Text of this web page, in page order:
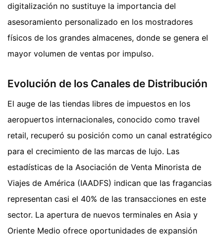
digitalización no sustituye la importancia del
asesoramiento personalizado en los mostradores
físicos de los grandes almacenes, donde se genera el
mayor volumen de ventas por impulso.
Evolución de los Canales de Distribución
El auge de las tiendas libres de impuestos en los
aeropuertos internacionales, conocido como travel
retail, recuperó su posición como un canal estratégico
para el crecimiento de las marcas de lujo. Las
estadísticas de la Asociación de Venta Minorista de
Viajes de América (IAADFS) indican que las fragancias
representan casi el 40% de las transacciones en este
sector. La apertura de nuevos terminales en Asia y
Oriente Medio ofrece oportunidades de expansión